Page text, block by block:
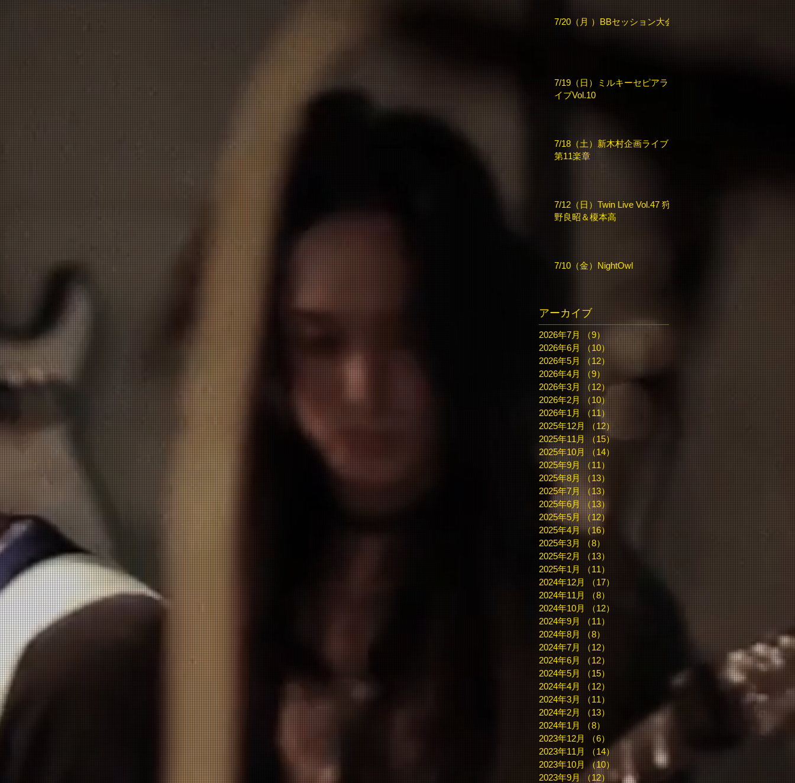
7/20（月 ）BBセッション大会
7/19（日）ミルキーセピアラ
イブVol.10
7/18（土）新木村企画ライブ
第11楽章
7/12（日）Twin Live Vol.47 狩
野良昭＆榎本高
7/10（金）NightOwl
アーカイブ
2026年7月 （9）
9件の記事
2026年6月
（10）10件の記事
2026年5月
（12）
12件の記事
2026年4月
（9）
9件の記事
2026年3月
（12）12件の記事
2026年2月
（10）
2026年1月
（11）
2025年12月
（12）
2025年11月
（15）15件の記事
2025年10月
（14）
2025年9月
（11）
2025年8月
（13）
2025年7月 （13）
2025年6月 （13）
2025年5月 （12）
2025年4月 （16）
2025年3月
（8）
2025年2月
（13）
2025年1月
（11）
2024年12月
（17）
2024年11月
（8）
2024年10月
（12）
2024年9月
（11）
2024年8月
（8）
2024年7月
（12）
2024年6月
（12）
2024年5月
（15）
2024年4月
（12）
2024年3月
（11）
2024年2月
（13）
13件の記事
2024年1月
（8）
8件の記事
2023年12月
（6）
6件の記事
2023年11月
（14） 14件の記事
2023年10月 （10）
10件の記事
2023年9月
（12）12件の記事